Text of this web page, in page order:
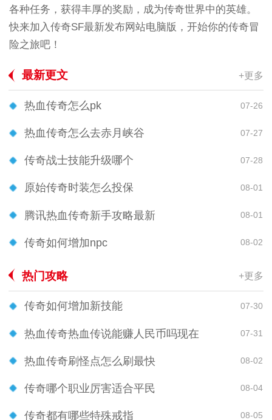
各种任务，获得丰厚的奖励，成为传奇世界中的英雄。
快来加入传奇SF最新发布网站电脑版，开始你的传奇冒
险之旅吧！
最新更文 +更多
热血传奇怎么pk 07-26
热血传奇怎么去赤月峡谷 07-27
传奇战士技能升级哪个 07-28
原始传奇时装怎么投保 08-01
腾讯热血传奇新手攻略最新 08-01
传奇如何增加npc 08-02
热门攻略 +更多
传奇如何增加新技能 07-30
热血传奇热血传说能赚人民币吗现在 07-31
热血传奇刷怪点怎么刷最快 08-02
传奇哪个职业厉害适合平民 08-04
传奇都有哪些特殊戒指 08-05